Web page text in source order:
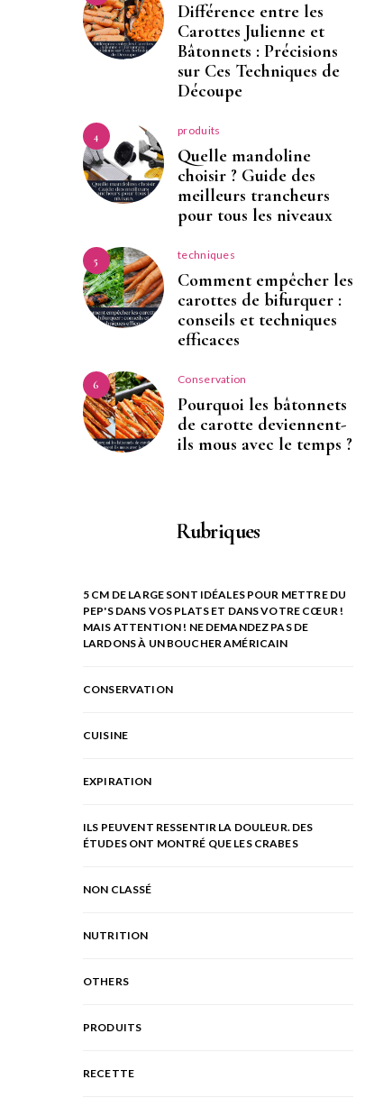
Différence entre les
Carottes Julienne et
Bâtonnets : Précisions
sur Ces Techniques de
Découpe
4 produits
Quelle mandoline
choisir ? Guide des
meilleurs trancheurs
pour tous les niveaux
5 techniques
Comment empêcher les
carottes de bifurquer :
conseils et techniques
efficaces
6 Conservation
Pourquoi les bâtonnets
de carotte deviennent-
ils mous avec le temps ?
Rubriques
5 CM DE LARGE SONT IDÉALES POUR METTRE DU
PEP'S DANS VOS PLATS ET DANS VOTRE CŒUR !
MAIS ATTENTION ! NE DEMANDEZ PAS DE
LARDONS À UN BOUCHER AMÉRICAIN
CONSERVATION
CUISINE
EXPIRATION
ILS PEUVENT RESSENTIR LA DOULEUR. DES
ÉTUDES ONT MONTRÉ QUE LES CRABES
NON CLASSÉ
NUTRITION
OTHERS
PRODUITS
RECETTE